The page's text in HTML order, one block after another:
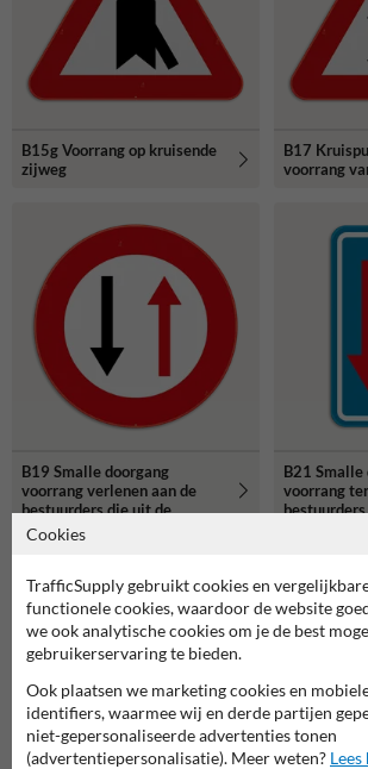
B15g Voorrang op kruisende
zijweg
B17
voorrang
B19 Smalle doorgang
voorrang verlenen aan de
bestuurders die uit de
tegenovergestelde richting
B21 Smalle
voorrang
Cookies
TrafficSupply gebruikt cookies en
functionele cookies, waardoor de website
we ook analytische cookies om je de best
gebruikerservaring te bieden.
Ook plaatsen we marketing cookies en
identifiers, waarmee wij en derde partijen
niet-gepersonaliseerde advertenties tonen
(advertentiepersonalisatie). Meer weten?